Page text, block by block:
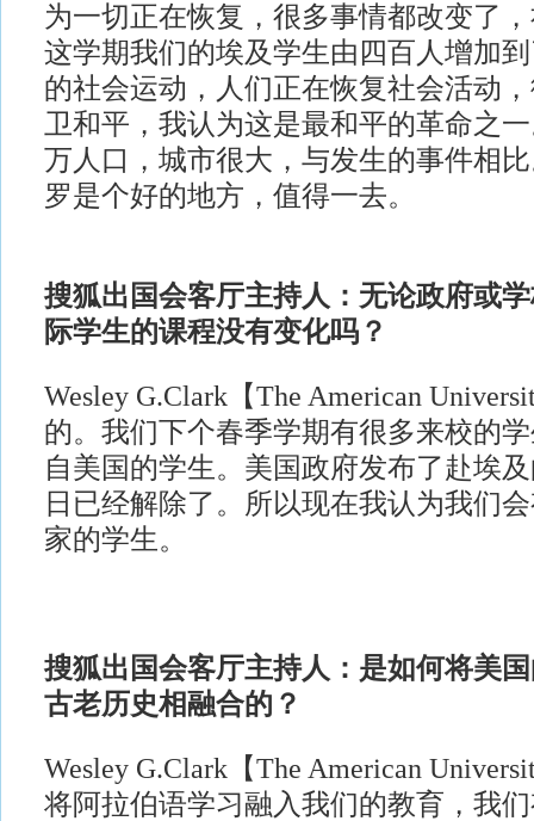
为一切正在恢复，很多事情都改变了
这学期我们的埃及学生由四百人增加
的社会运动，人们正在恢复社会活动
卫和平，我认为这是最和平的革命之
万人口，城市很大，与发生的事件相
罗是个好的地方，值得一去。
搜狐出国会客厅主持人：无论政府或
际学生的课程没有变化吗？
Wesley G.Clark【The American
的。我们下个春季学期有很多来校的
自美国的学生。美国政府发布了赴埃
日已经解除了。所以现在我认为我们
家的学生。
搜狐出国会客厅主持人：是如何将美
古老历史相融合的？
Wesley G.Clark【The American
将阿拉伯语学习融入我们的教育，我